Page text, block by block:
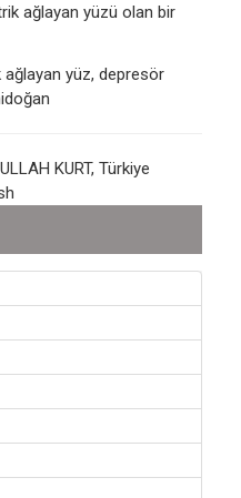
ağlayan yüzü olan bir
yüz, depresör
KURT, Türkiye